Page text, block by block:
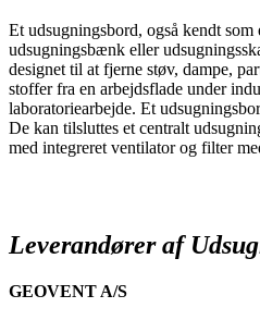
Et udsugningsbord, også kendt som
udsugningsbænk eller
designet til at fjerne støv, dampe,
stoffer fra en arbejdsflade under
laboratoriearbejde. Et
De kan tilsluttes et centralt
med integreret ventilator og filter
Leverandører af
GEOVENT A/S